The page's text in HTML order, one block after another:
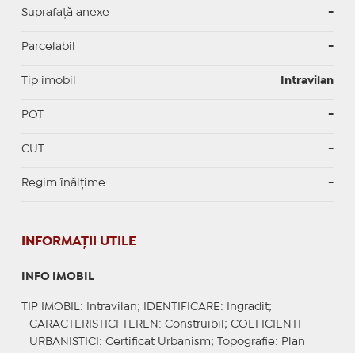
Suprafață anexe -
Parcelabil -
Tip imobil Intravilan
POT -
CUT -
Regim înălțime -
INFORMAŢII UTILE
INFO IMOBIL
TIP IMOBIL : Intravilan; IDENTIFICARE : Ingradit;
CARACTERISTICI TEREN : Construibil; COEFICIENTI
URBANISTICI : Certificat Urbanism; Topografie: Plan